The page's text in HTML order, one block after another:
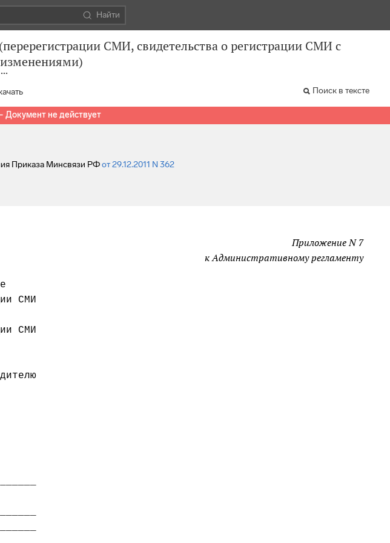
Найти
СМИ, свидетельства о регистрации СМИ с
Поиск в тексте
Документ не действует
Приказа Минсвязи РФот 29.12.2011 N 362
Приложение N 7
к Административному регламенту
СМИ
СМИ